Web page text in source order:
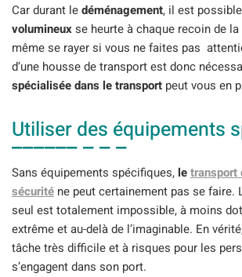
Car durant ledéménagement, il est
volumineuxse heurte à chaque recoin de
même se rayer si vous ne faites pas
d’une housse de transport est donc
spécialisée dans le transport peut vous en
Utiliser des équipements
Sans équipements spécifiques, letransport
sécurité ne peut certainement pas se faire.
seul est totalement impossible, à moins
extrême et au-delà de l’imaginable. En
tâche très difficile et à risques pour les
s’engagent dans son port.